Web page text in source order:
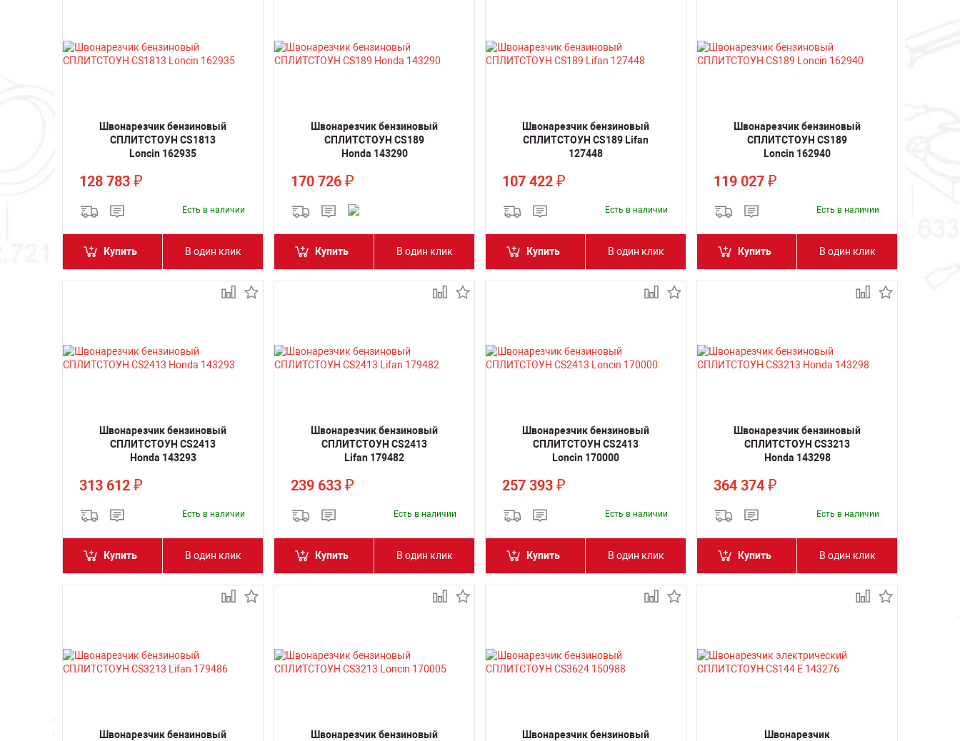
Швонарезчик бензиновый
СПЛИТСТОУН CS1813
Loncin 162935
128 783 ₽
Есть в наличии
Купить В один клик
Швонарезчик бензиновый
СПЛИТСТОУН CS189
Honda 143290
170 726 ₽
Купить В один клик
Швонарезчик бензиновый
СПЛИТСТОУН CS189 Lifan
127448
107 422 ₽
Есть в наличии
Купить В один клик
Швонарезчик бензиновый
СПЛИТСТОУН CS189
Loncin 162940
119 027 ₽
Есть в наличии
Купить В один клик
Швонарезчик бензиновый
СПЛИТСТОУН CS2413
Honda 143293
313 612 ₽
Есть в наличии
Купить В один клик
Швонарезчик бензиновый
СПЛИТСТОУН CS2413
Lifan 179482
239 633 ₽
Есть в наличии
Купить В один клик
Швонарезчик бензиновый
СПЛИТСТОУН CS2413
Loncin 170000
257 393 ₽
Есть в наличии
Купить В один клик
Швонарезчик бензиновый
СПЛИТСТОУН CS3213
Honda 143298
364 374 ₽
Есть в наличии
Купить В один клик
Швонарезчик бензиновый
Швонарезчик бензиновый
Швонарезчик бензиновый
Швонарезчик